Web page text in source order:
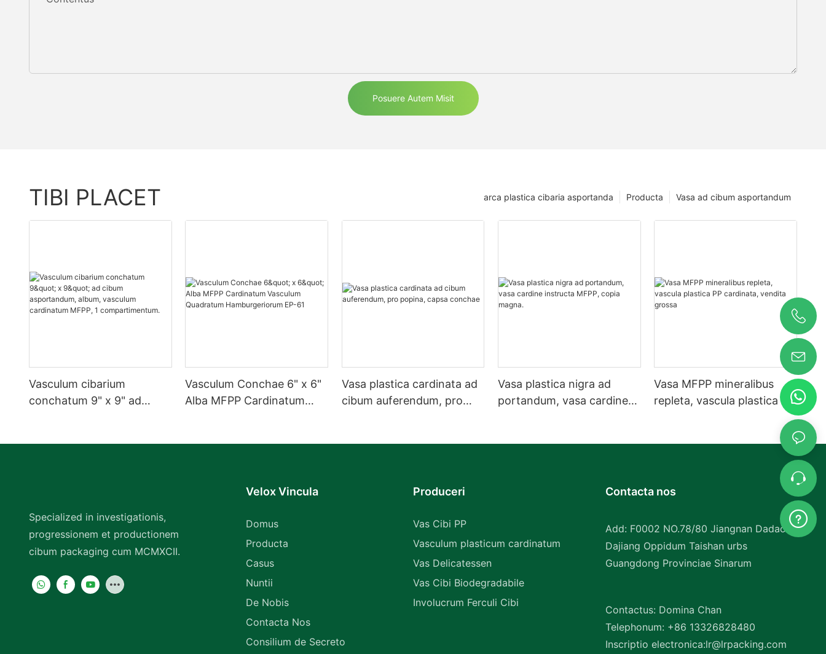
Posuere Autem Misit
TIBI PLACET Vasa ad cibum asportandum
Producta
arca plastica cibaria asportanda
Vasculum cibarium
conchatum 9" x 9" ad
Vasculum Conchae 6" x 6"
Alba MFPP Cardinatum
Vasa plastica cardinata ad
cibum auferendum, pro
Vasa plastica nigra ad
portandum, vasa cardine
Vasa MFPP mineralibus
repleta, vascula plastica PP
Specialized in investigationis,
progressionem et productionem
cibum packaging cum MCMXCII.
Velox Vincula
Domus
Producta
Casus
Nuntii
De Nobis
Contacta Nos
Consilium de Secreto
Produceri
Vas Cibi PP
Vasculum plasticum cardinatum
Vas Delicatessen
Vas Cibi Biodegradabile
Involucrum Ferculi Cibi
Contacta nos
Add: F0002 NO.78/80 Jiangnan Dadao
Dajiang Oppidum Taishan urbs
Guangdong Provinciae Sinarum
Contactus: Domina Chan
Telephonum: +86 13326828480
Inscriptio electronica:lr@lrpacking.com